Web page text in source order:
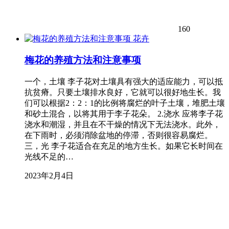
160
花卉
梅花的养殖方法和注意事项
一个，土壤 李子花对土壤具有强大的适应能力，可以抵
抗贫瘠。只要土壤排水良好，它就可以很好地生长。我
们可以根据2：2：1的比例将腐烂的叶子土壤，堆肥土壤
和砂土混合，以将其用于李子花朵。 2.浇水 应将李子花
浇水和潮湿，并且在不干燥的情况下无法浇水。此外，
在下雨时，必须消除盆地的停滞，否则很容易腐烂。
三，光 李子花适合在充足的地方生长。如果它长时间在
光线不足的…
2023年2月4日